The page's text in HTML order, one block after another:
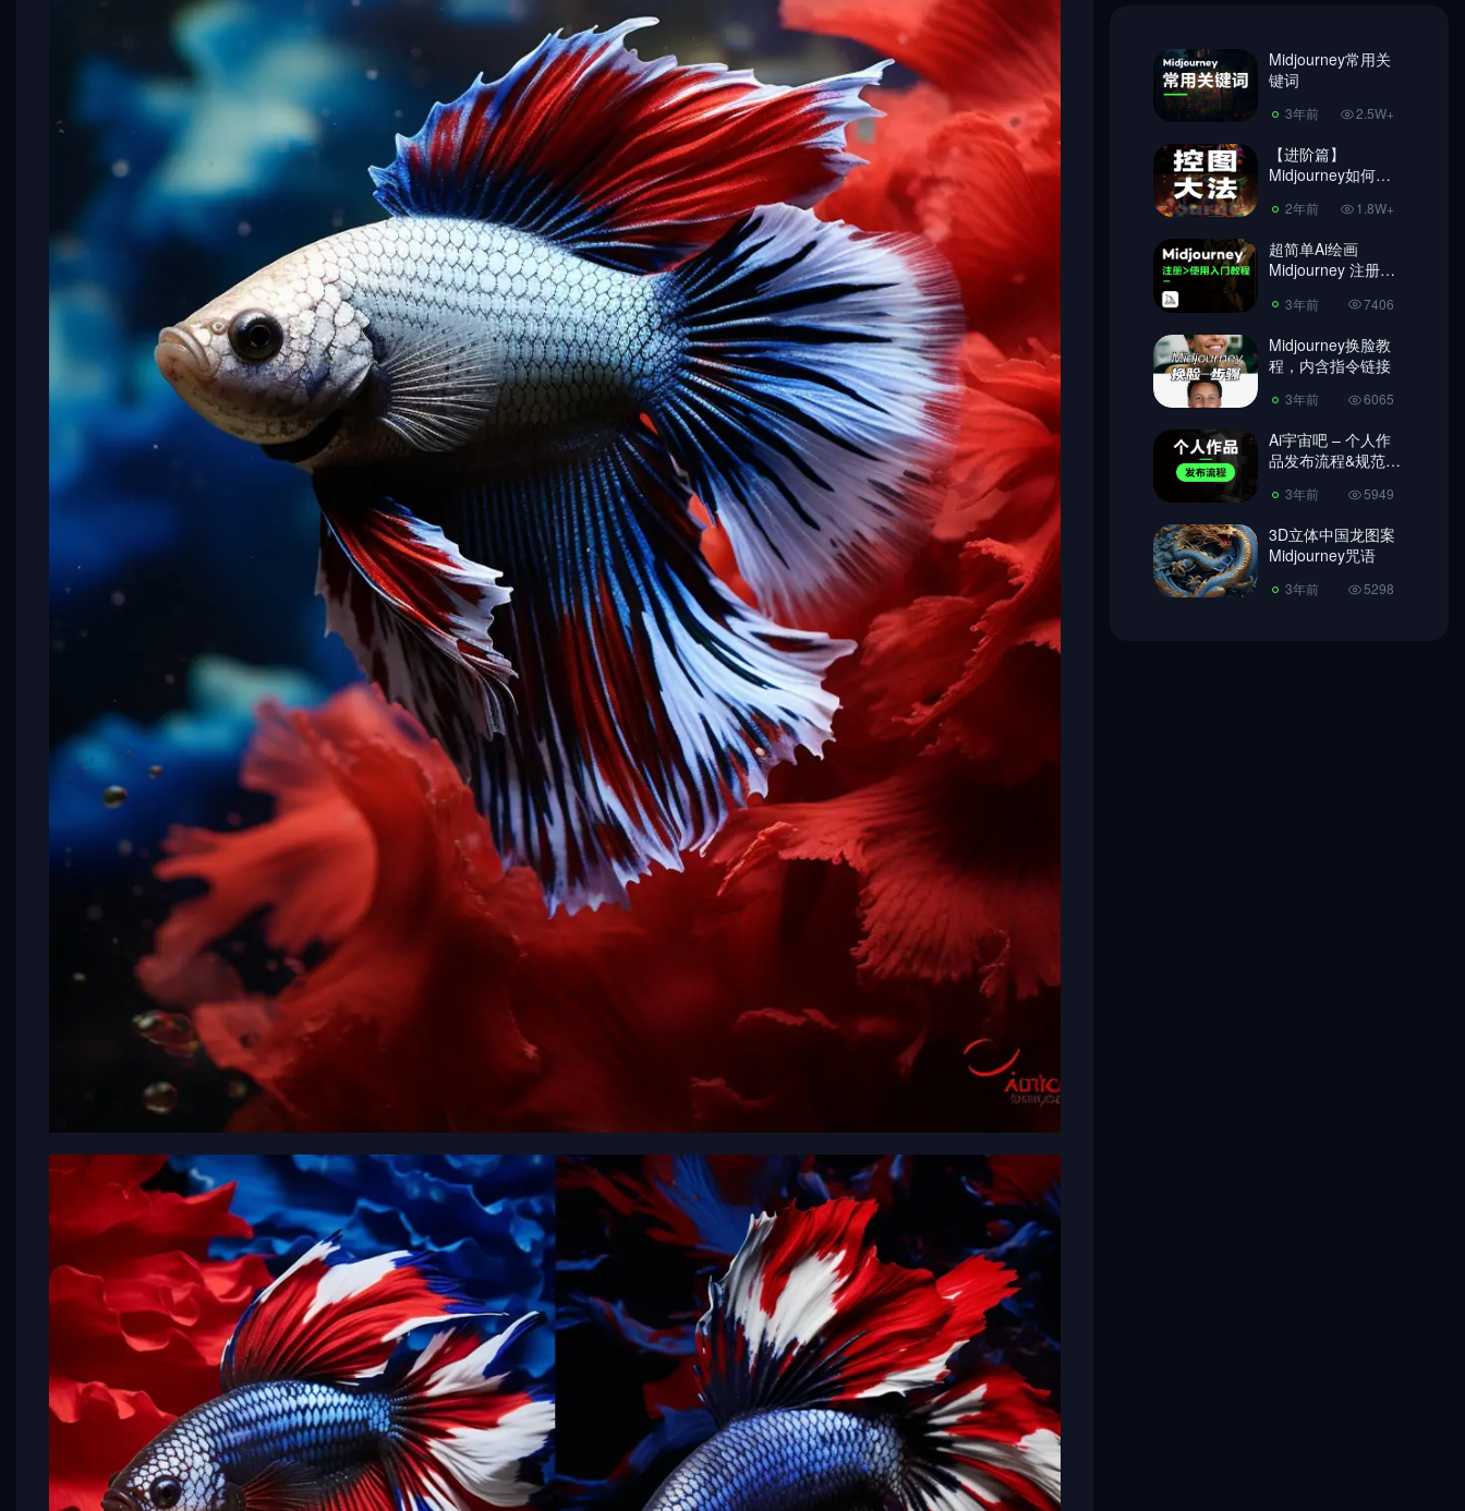
Midjourney如何控
图，做到收放自
如！2年前
超简单Ai绘画
Midjourney 注册教
程、使用教程!
3年前 7406
Midjourney换脸教
程，内含指令链接
3年前 6065
Ai宇宙吧 – 个人作
品发布流程&规范
【必读】
3年前 5949
3D立体中国龙图案
Midjourney咒语
3年前 5298
Midjourney常用关
键词
3年前 2.5W+
【进阶篇】
Midjourney如何控
如！2年前 1.8W+
超简单Ai绘画
Midjourney 注册教
3年前 7406
Midjourney换脸教
程，内含指令链接
3年前 6065
Ai宇宙吧 – 个人作
品发布流程&规范
3年前 5949
3D立体中国龙图案
Midjourney咒语
3年前 5298